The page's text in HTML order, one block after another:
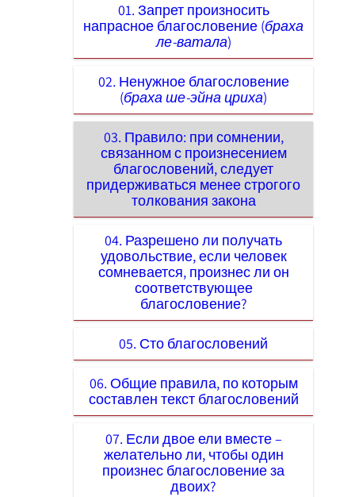
01. Запрет произносить
напрасное благословение (браха
ле-ватала)
02. Ненужное благословение
(браха ше-эйна цриха)
03. Правило: при сомнении,
связанном с произнесением
благословений, следует
придерживаться менее строгого
толкования закона
04. Разрешено ли получать
удовольствие, если человек
сомневается, произнес ли он
соответствующее
благословение?
05. Сто благословений
06. Общие правила, по которым
составлен текст благословений
07. Если двое ели вместе –
желательно ли, чтобы один
произнес благословение за
двоих?